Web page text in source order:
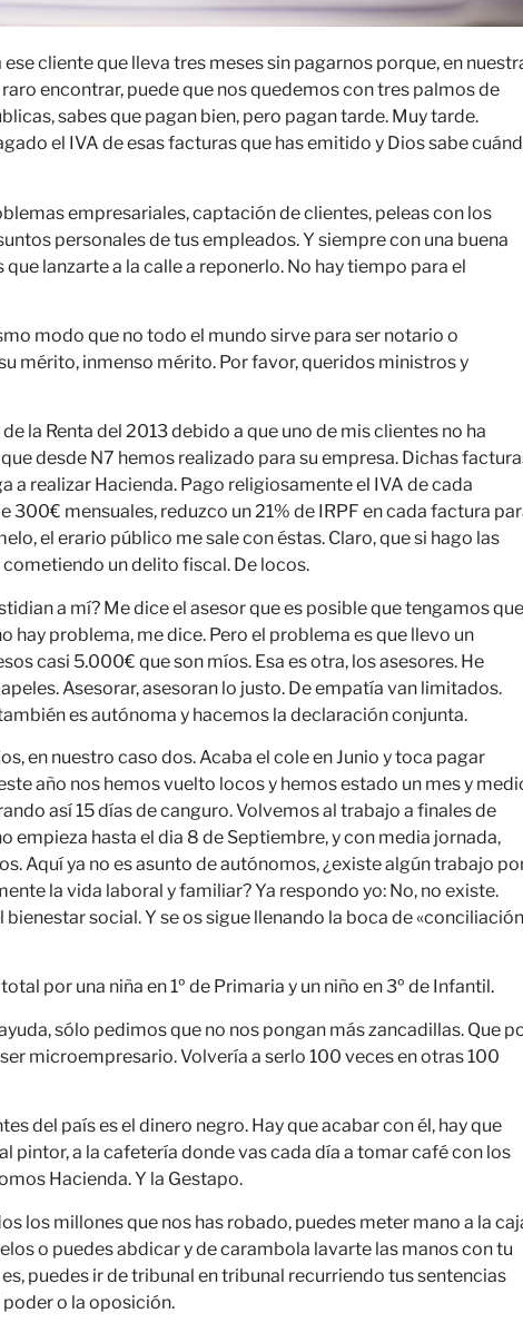
cliente que lleva tres meses sin pagarnos porque, en
encontrar, puede que nos quedemos con tres palmos de
sabes que pagan bien, pero pagan tarde. Muy tarde.
el IVA de esas facturas que has emitido y Dios sabe
empresariales, captación de clientes, peleas con los
personales de tus empleados. Y siempre con una buena
lanzarte a la calle a reponerlo. No hay tiempo para el
modo que no todo el mundo sirve para ser notario o
mérito, inmenso mérito. Por favor, queridos ministros y
la Renta del 2013 debido a que uno de mis clientes no ha
desde N7 hemos realizado para su empresa. Dichas
realizar Hacienda. Pago religiosamente el IVA de cada
mensuales, reduzco un 21% de IRPF en cada factura
el erario público me sale con éstas. Claro, que si hago las
un delito fiscal. De locos.
a mí? Me dice el asesor que es posible que tengamos que
hay problema, me dice. Pero el problema es que llevo un
casi 5.000€ que son míos. Esa es otra, los asesores. He
Asesorar, asesoran lo justo. De empatía van limitados.
es autónoma y hacemos la declaración conjunta.
en nuestro caso dos. Acaba el cole en Junio y toca pagar
año nos hemos vuelto locos y hemos estado un mes y
así 15 días de canguro. Volvemos al trabajo a finales de
empieza hasta el dia 8 de Septiembre, y con media jornada,
Aquí ya no es asunto de autónomos, ¿existe algún trabajo
la vida laboral y familiar? Ya respondo yo: No, no existe.
social. Y se os sigue llenando la boca de
por una niña en 1º de Primaria y un niño en 3º de Infantil.
sólo pedimos que no nos pongan más zancadillas. Que
microempresario. Volvería a serlo 100 veces en otras 100
del país es el dinero negro. Hay que acabar con él, hay que
pintor, a la cafetería donde vas cada día a tomar café con los
Hacienda. Y la Gestapo.
los millones que nos has robado, puedes meter mano a la
o puedes abdicar y de carambola lavarte las manos con tu
puedes ir de tribunal en tribunal recurriendo tus sentencias
poder o la oposición.